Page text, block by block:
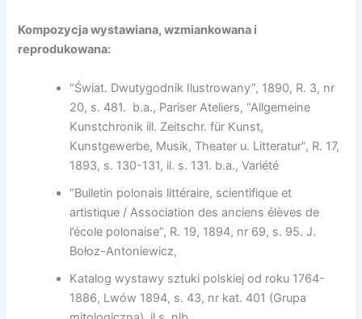
Kompozycja wystawiana, wzmiankowana i
reprodukowana:
“Świat. Dwutygodnik Ilustrowany”, 1890, R. 3, nr
20, s. 481. b.a., Pariser Ateliers, “Allgemeine
Kunstchronik ill. Zeitschr. für Kunst,
Kunstgewerbe, Musik, Theater u. Litteratur”, R. 17,
1893, s. 130-131, il. s. 131. b.a., Variété
“Bulletin polonais littéraire, scientifique et
artistique / Association des anciens élèves de
l’école polonaise”, R. 19, 1894, nr 69, s. 95. J.
Bołoz-Antoniewicz,
Katalog wystawy sztuki polskiej od roku 1764-
1886, Lwów 1894, s. 43, nr kat. 401 (Grupa